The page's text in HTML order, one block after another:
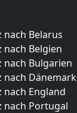
nach Belarus
nach Belgien
nach Bulgarien
nach Dänemark
nach England
nach Portugal